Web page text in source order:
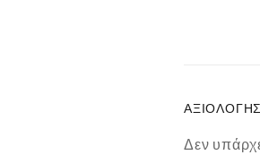
Δεν